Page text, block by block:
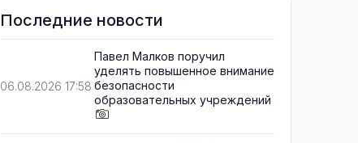
Последние новости
06.08.2026 17:58
Павел Малков поручил
уделять повышенное внимание
безопасности
образовательных учреждений